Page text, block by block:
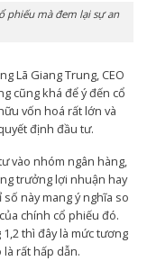
phiếu mà đem lại sự an
Lã Giang Trung, CEO
cũng khá để ý đến cổ
vốn hoá rất lớn và
định đầu tư.
vào nhóm ngân hàng,
trưởng lợi nhuận hay
này mang ý nghĩa so
chính cổ phiếu đó.
thì đây là mức tương
rất hấp dẫn.